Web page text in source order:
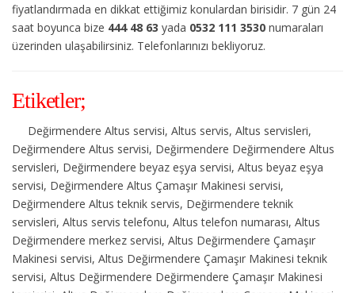
fiyatlandırmada en dikkat ettiğimiz konulardan birisidir. 7 gün 24
saat boyunca bize 444 48 63 yada 0532 111 3530 numaraları
üzerinden ulaşabilirsiniz. Telefonlarınızı bekliyoruz.
Etiketler;
Değirmendere Altus servisi, Altus servis, Altus servisleri,
Değirmendere Altus servisi, Değirmendere Değirmendere Altus
servisleri, Değirmendere beyaz eşya servisi, Altus beyaz eşya
servisi, Değirmendere Altus Çamaşır Makinesi servisi,
Değirmendere Altus teknik servis, Değirmendere teknik
servisleri, Altus servis telefonu, Altus telefon numarası, Altus
Değirmendere merkez servisi, Altus Değirmendere Çamaşır
Makinesi servisi, Altus Değirmendere Çamaşır Makinesi teknik
servisi, Altus Değirmendere Değirmendere Çamaşır Makinesi